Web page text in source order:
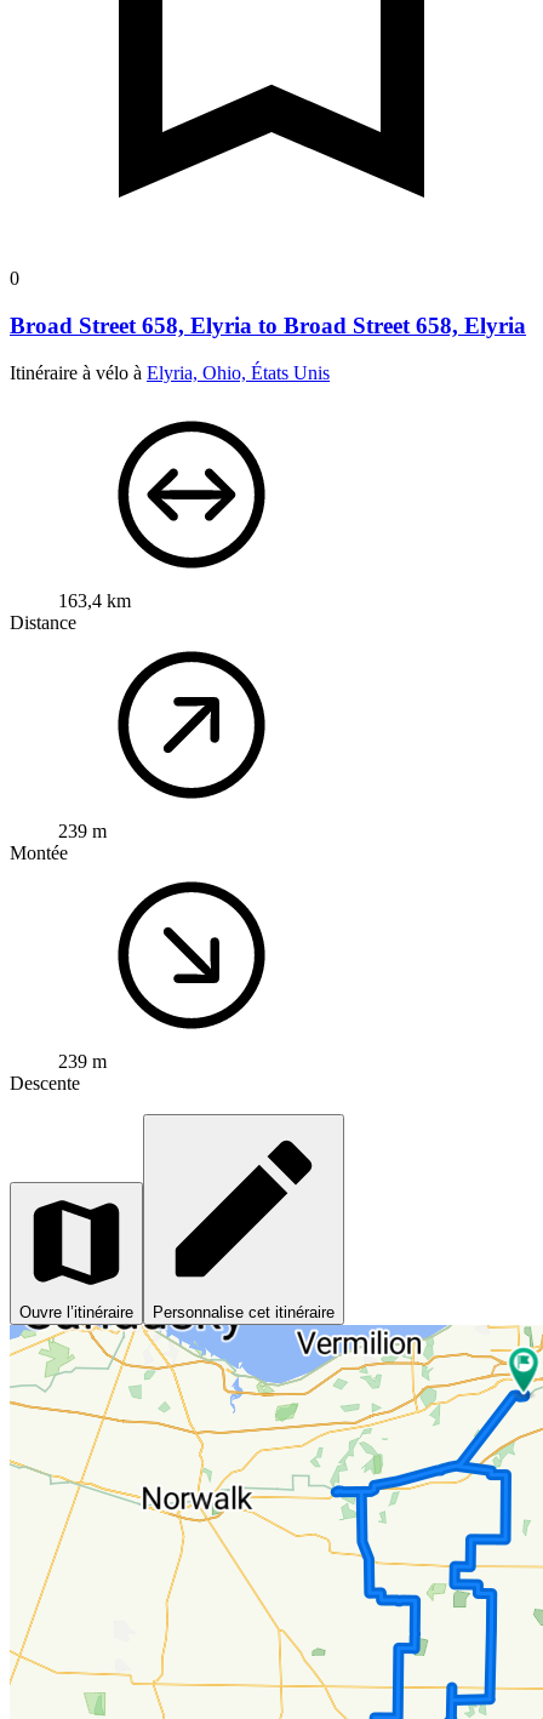
0
Broad Street 658, Elyria to Broad Street 658, Elyria
Itinéraire à vélo à Elyria, Ohio, États Unis
163,4 km
Distance
239 m
Montée
239 m
Descente
Ouvre l’itinéraire Personnalise cet itinéraire